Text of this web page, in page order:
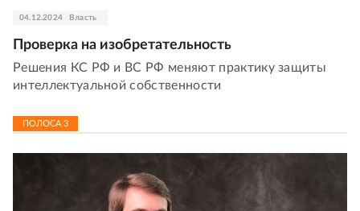
04.12.2024 Власть
Проверка на изобретательность
Решения КС РФ и ВС РФ меняют практику защиты
интеллектуальной собственности
ПОЛОСА 3